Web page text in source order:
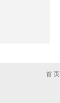
首 页